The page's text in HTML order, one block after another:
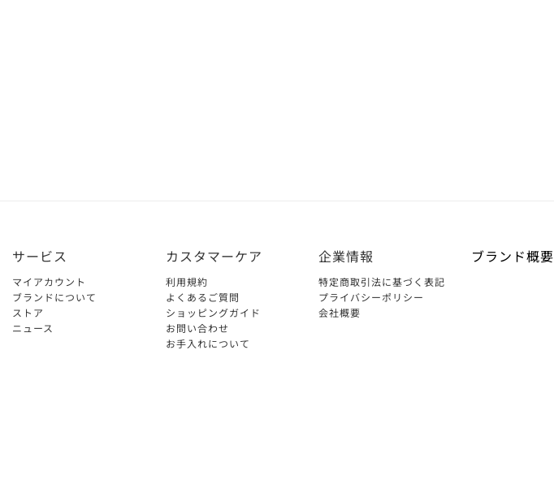
サービス
マイアカウント
ブランドについて
ストア
ニュース
カスタマーケア
利用規約
よくあるご質問
ショッピングガイド
お問い合わせ
お手入れについて
企業情報
特定商取引法に基づく表記
プライバシーポリシー
会社概要
ブランド概要